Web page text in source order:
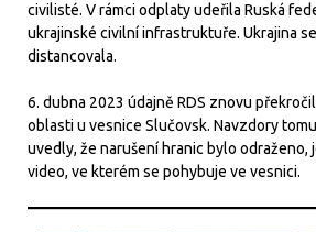
civilisté. V rámci odplaty udeřila Ruská
ukrajinské civilní infrastruktuře. Ukrajina
distancovala.
6. dubna 2023 údajně RDS znovu
oblasti u vesnice Slučovsk. Navzdory
uvedly, že narušení hranic bylo odraženo,
video, ve kterém se pohybuje ve vesnici.